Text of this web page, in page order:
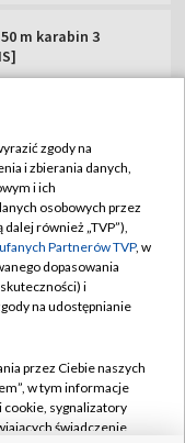
m karabin 3
zgody na
i zbierania danych,
i ich
osobowych przez
również „TVP”),
Partnerów TVP, w
dopasowania
i
na udostępnianie
przez Ciebie naszych
w tym informacje
cookie, sygnalizatory
świadczenie